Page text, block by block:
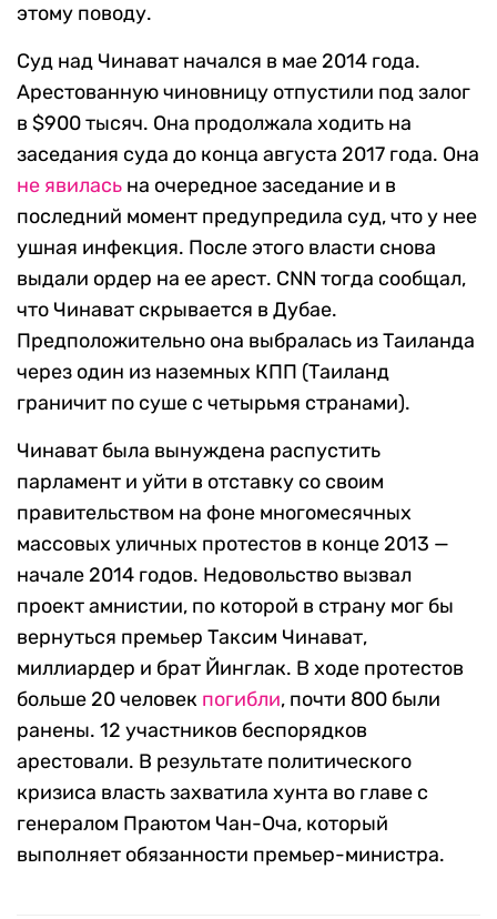
этому поводу.
Суд над Чинават начался в мае 2014 года.
Арестованную чиновницу отпустили под залог
в $900 тысяч. Она продолжала ходить на
заседания суда до конца августа 2017 года. Она
не явилась на очередное заседание и в
последний момент предупредила суд, что у нее
ушная инфекция. После этого власти снова
выдали ордер на ее арест. CNN тогда сообщал,
что Чинават скрывается в Дубае.
Предположительно она выбралась из Таиланда
через один из наземных КПП (Таиланд
граничит по суше с четырьмя странами).
Чинават была вынуждена распустить
парламент и уйти в отставку со своим
правительством на фоне многомесячных
массовых уличных протестов в конце 2013 —
начале 2014 годов. Недовольство вызвал
проект амнистии, по которой в страну мог бы
вернуться премьер Таксим Чинават,
миллиардер и брат Йинглак. В ходе протестов
больше 20 человек погибли, почти 800 были
ранены. 12 участников беспорядков
арестовали. В результате политического
кризиса власть захватила хунта во главе с
генералом Праютом Чан-Оча, который
выполняет обязанности премьер-министра.